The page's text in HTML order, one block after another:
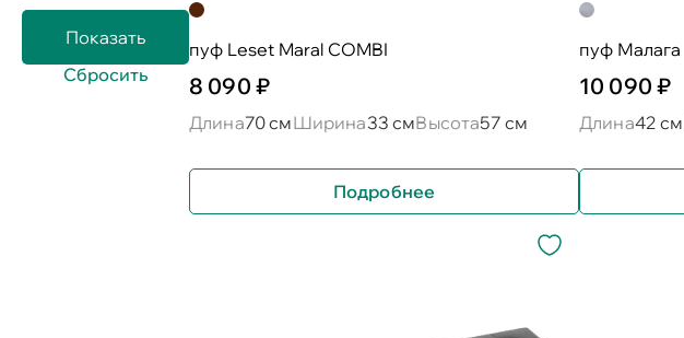
пуф Leset Maral COMBI
8 090 ₽
Длина70 смШирина33 смВысота57 см
Подробнее
пуф Малага
10 090 ₽
Длина42 см